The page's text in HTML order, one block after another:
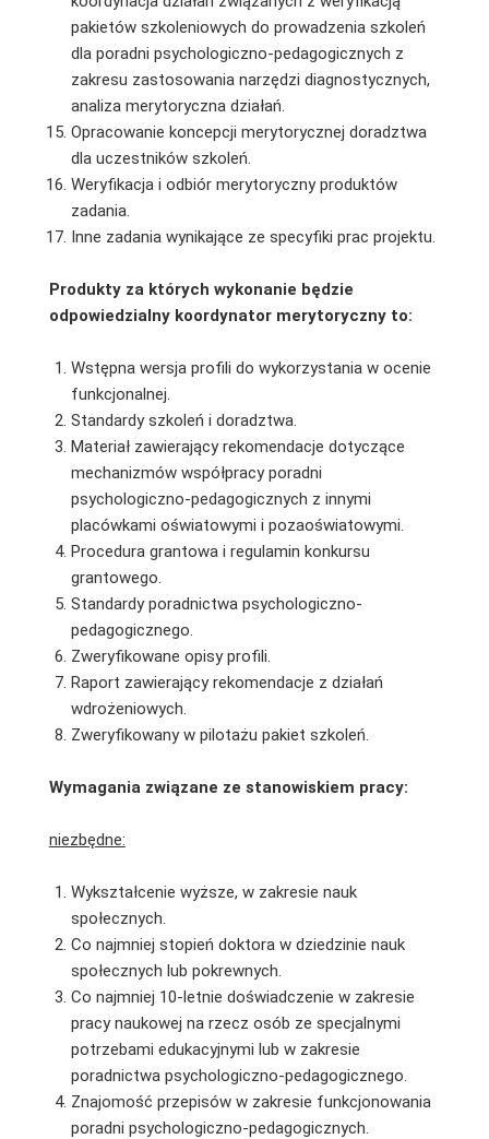
pakietów szkoleniowych do prowadzenia szkoleń
dla poradni psychologiczno-pedagogicznych z
zakresu zastosowania narzędzi diagnostycznych,
analiza merytoryczna działań.
Opracowanie koncepcji merytorycznej doradztwa
dla uczestników szkoleń.
Weryfikacja i odbiór merytoryczny produktów
zadania.
Inne zadania wynikające ze specyfiki prac projektu.
Produkty za których wykonanie będzie
odpowiedzialny koordynator merytoryczny to:
Wstępna wersja profili do wykorzystania w ocenie
funkcjonalnej.
Standardy szkoleń i doradztwa.
Materiał zawierający rekomendacje dotyczące
mechanizmów współpracy poradni
psychologiczno-pedagogicznych z innymi
placówkami oświatowymi i pozaoświatowymi.
Procedura grantowa i regulamin konkursu
grantowego.
Standardy poradnictwa psychologiczno-
pedagogicznego.
Zweryfikowane opisy profili.
Raport zawierający rekomendacje z działań
wdrożeniowych.
Zweryfikowany w pilotażu pakiet szkoleń.
Wymagania związane ze stanowiskiem pracy:
niezbędne:
Wykształcenie wyższe, w zakresie nauk
społecznych.
Co najmniej stopień doktora w dziedzinie nauk
społecznych lub pokrewnych.
Co najmniej 10-letnie doświadczenie w zakresie
pracy naukowej na rzecz osób ze specjalnymi
potrzebami edukacyjnymi lub w zakresie
poradnictwa psychologiczno-pedagogicznego.
Znajomość przepisów w zakresie funkcjonowania
poradni psychologiczno-pedagogicznych.